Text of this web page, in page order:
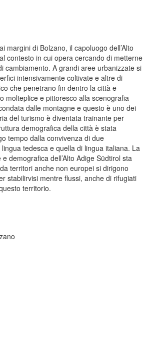
margini di Bolzano, il capoluogo dell’Alto
contesto in cui opera cercando di metterne
cambiamento. A grandi aree urbanizzate si
intensivamente coltivate e altre di
che penetrano fin dentro la città e
molteplice e pittoresco alla scenografia
dalle montagne e questo è uno dei
del turismo è diventata trainante per
demografica della città è stata
tempo dalla convivenza di due
tedesca e quella di lingua italiana. La
demografica dell’Alto Adige Südtirol sta
territori anche non europei si dirigono
stabilirvisi mentre flussi, anche di rifugiati
territorio.